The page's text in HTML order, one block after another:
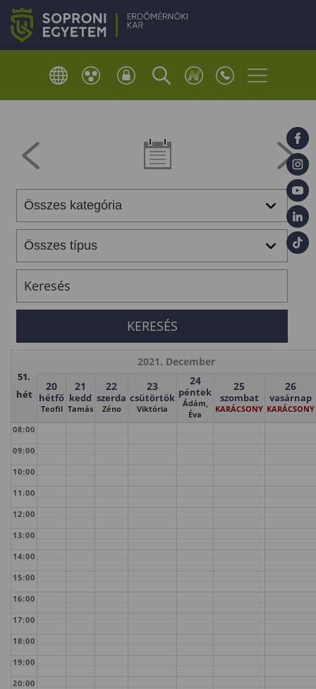
51.
hét
2021. December
20
hétfő
Teofil
21
kedd
Tamás
22
szerda
Zéno
23
csütörtök
Viktória
24
péntek
Ádám,
Éva
25
szombat
KARÁCSONY
26
vasárnap
KARÁCSONY
08:00
09:00
10:00
11:00
12:00
13:00
14:00
15:00
16:00
17:00
18:00
19:00
20:00